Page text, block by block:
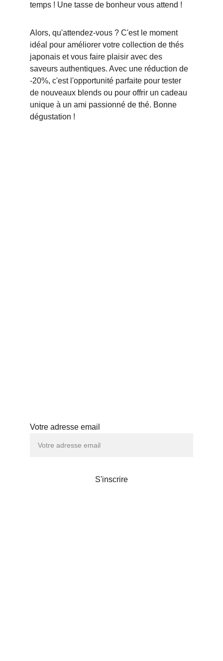
temps ! Une tasse de bonheur vous attend !
Alors, qu'attendez-vous ? C'est le moment
idéal pour améliorer votre collection de thés
japonais et vous faire plaisir avec des
saveurs authentiques. Avec une réduction de
-20%, c'est l'opportunité parfaite pour tester
de nouveaux blends ou pour offrir un cadeau
unique à un ami passionné de thé. Bonne
dégustation !
Votre adresse email
S'inscrire